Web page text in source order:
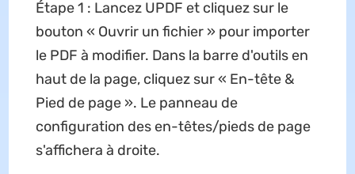
Étape 1 : Lancez UPDF et cliquez sur le
bouton « Ouvrir un fichier » pour importer
le PDF à modifier. Dans la barre d'outils en
haut de la page, cliquez sur « En-tête &
Pied de page ». Le panneau de
configuration des en-têtes/pieds de page
s'affichera à droite.